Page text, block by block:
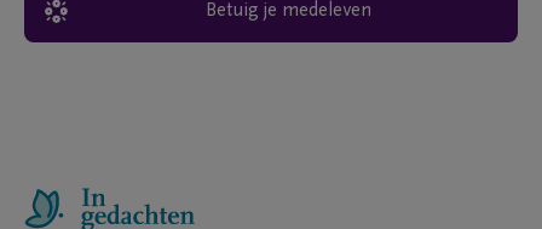
Betuig je medeleven